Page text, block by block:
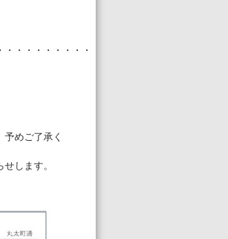
・・・・・・・・・・・・
めご了承く
します。